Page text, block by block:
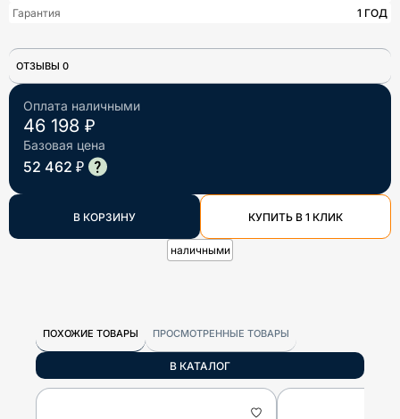
Оплата наличными
46 198 ₽
Базовая цена
52 462 ₽
В КОРЗИНУ КУПИТЬ В 1 КЛИК
наличными
Гарантия 1 ГОД
ОТЗЫВЫ 0
ПОХОЖИЕ ТОВАРЫ ПРОСМОТРЕННЫЕ ТОВАРЫ
В КАТАЛОГ